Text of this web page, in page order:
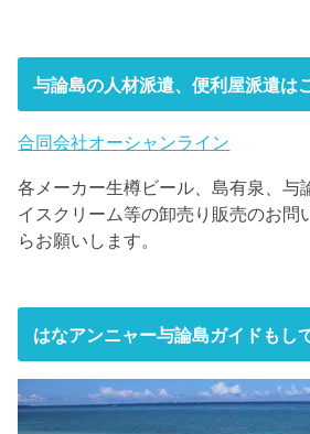
与論島の人材派遣、便利屋派遣は
合同会社オーシャンライン
各メーカー生樽ビール、島有泉、与
イスクリーム等の卸売り販売のお問
らお願いします。
はなアンニャー与論島ガイドもし